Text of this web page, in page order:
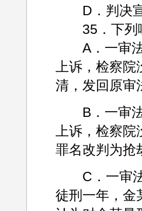
D．判决宣
35．下列哪
A．一审法
上诉，检察
清，发回原审
B．一审法
上诉，检察
罪名改判为抢
C．一审法
徒刑一年，金